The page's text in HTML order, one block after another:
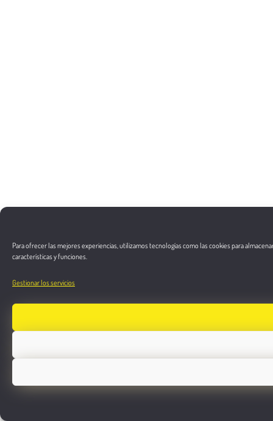
Para ofrecer las mejores experiencias, utilizamos tecnologías como las cookies para
características y funciones.
Gestionar los servicios